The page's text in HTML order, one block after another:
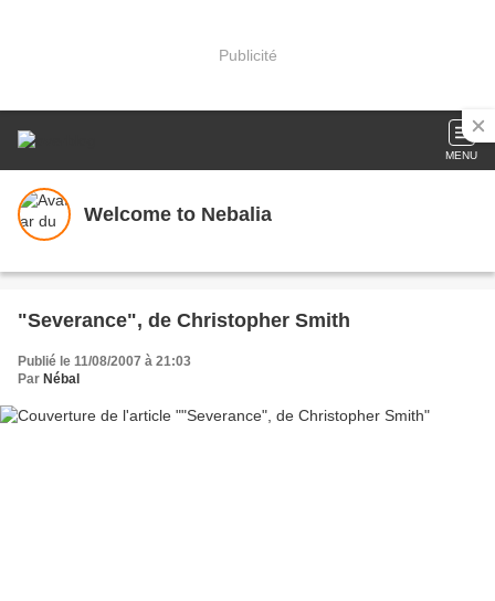
Publicité
MENU
Welcome to Nebalia
"Severance", de Christopher Smith
Publié le 11/08/2007 à 21:03
Par Nébal